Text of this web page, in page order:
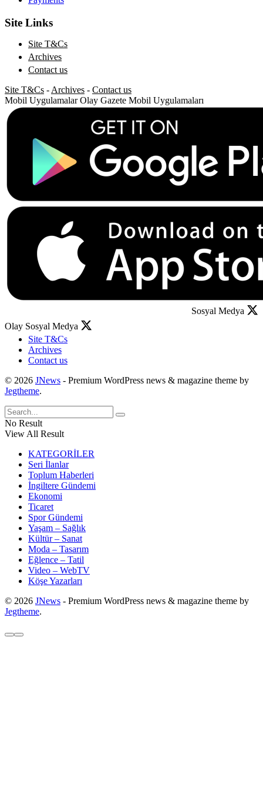
Site Links
Site T&Cs
Archives
Contact us
Site T&Cs - Archives - Contact us
Mobil Uygulamalar Olay Gazete Mobil Uygulamaları
Sosyal Medya
Olay Sosyal Medya
Site T&Cs
Archives
Contact us
© 2026 JNews - Premium WordPress news & magazine theme by
Jegtheme.
No Result
View All Result
KATEGORİLER
Seri İlanlar
Toplum Haberleri
İngiltere Gündemi
Ekonomi
Ticaret
Spor Gündemi
Yaşam – Sağlık
Kültür – Sanat
Moda – Tasarım
Eğlence – Tatil
Video – WebTV
Köşe Yazarları
© 2026 JNews - Premium WordPress news & magazine theme by
Jegtheme.